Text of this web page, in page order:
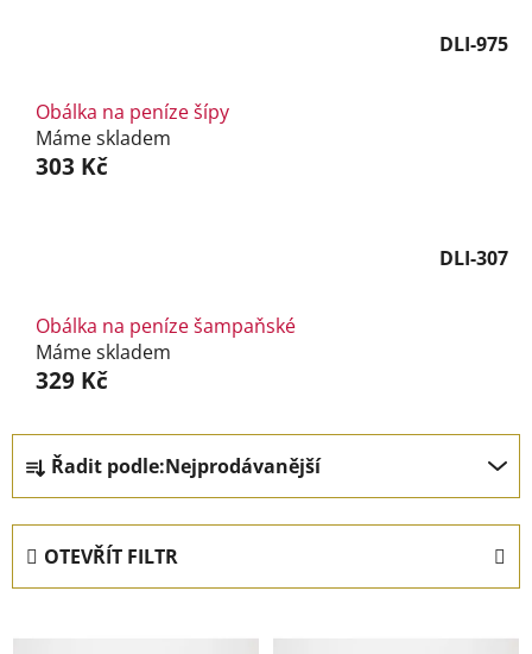
DLI-975
Obálka na peníze šípy
Máme skladem
303 Kč
DLI-307
Obálka na peníze šampaňské
Máme skladem
329 Kč
Ř
a
z
e
n
í
p
Řadit podle:Nejprodávanější
OTEVŘÍT FILTR
V